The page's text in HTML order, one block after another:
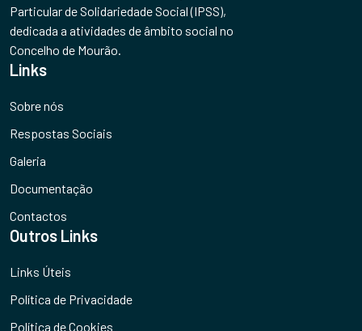
Particular de Solidariedade Social (IPSS),
dedicada a atividades de âmbito social no
Concelho de Mourão.
Links
Sobre nós
Respostas Sociais
Galeria
Documentação
Contactos
Outros Links
Links Úteis
Política de Privacidade
Política de Cookies